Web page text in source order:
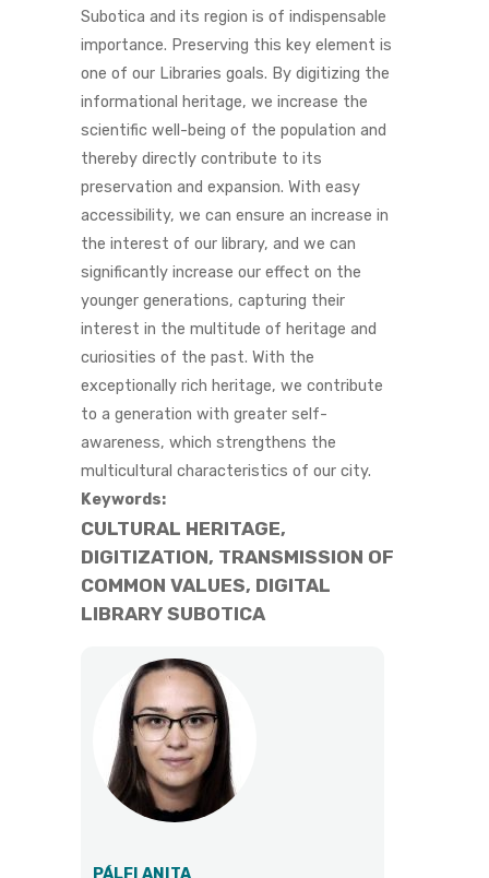
Subotica and its region is of indispensable
importance. Preserving this key element is
one of our Libraries goals. By digitizing the
informational heritage, we increase the
scientific well-being of the population and
thereby directly contribute to its
preservation and expansion. With easy
accessibility, we can ensure an increase in
the interest of our library, and we can
significantly increase our effect on the
younger generations, capturing their
interest in the multitude of heritage and
curiosities of the past. With the
exceptionally rich heritage, we contribute
to a generation with greater self-
awareness, which strengthens the
multicultural characteristics of our city.
Keywords:
CULTURAL HERITAGE,
DIGITIZATION, TRANSMISSION OF
COMMON VALUES, DIGITAL
LIBRARY SUBOTICA